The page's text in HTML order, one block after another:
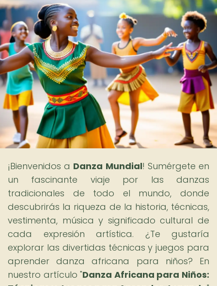
¡Bienvenidos a Danza Mundial! Sumérgete en
un fascinante viaje por las danzas
tradicionales de todo el mundo, donde
descubrirás la riqueza de la historia, técnicas,
vestimenta, música y significado cultural de
cada expresión artística. ¿Te gustaría
explorar las divertidas técnicas y juegos para
aprender danza africana para niños? En
nuestro artículo "Danza Africana para Niños: